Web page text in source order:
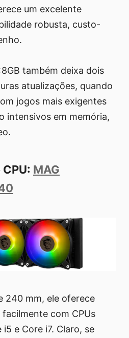
um excelente
robusta, custo-
também deixa dois
atualizações, quando
jogos mais exigentes
intensivos em memória,
MAG
240 mm, ele oferece
com CPUs
e Core i7. Claro, se